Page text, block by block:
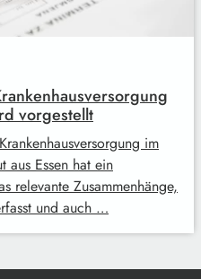
vorgestellt
im
aus Essen hat ein
relevante Zusammenhänge,
und auch …